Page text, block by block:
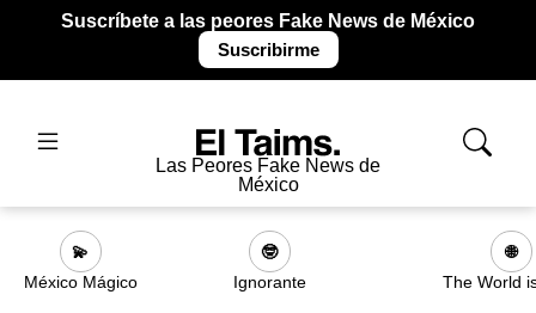
Suscríbete a las peores Fake News de México
Suscribirme
Las Peores Fake News de
México
💫
México Mágico
🤓
Ignorante
🌐
The World